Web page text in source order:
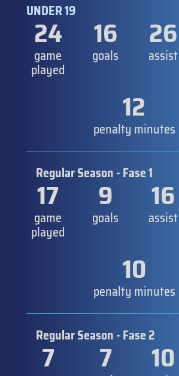
UNDER 19
24
game
played
16
goals
26
assist
12
penalty minutes
Regular Season - Fase 1
17
game
played
9
goals
16
assist
10
penalty minutes
Regular Season - Fase 2
7 7 10